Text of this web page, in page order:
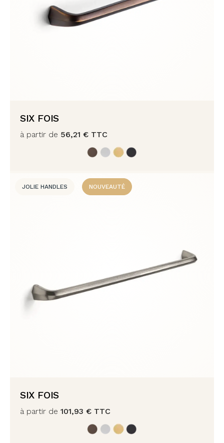
SIX FOIS
à partir de 56,21 € TTC
JOLIE HANDLES NOUVEAUTÉ
SIX FOIS
à partir de 101,93 € TTC